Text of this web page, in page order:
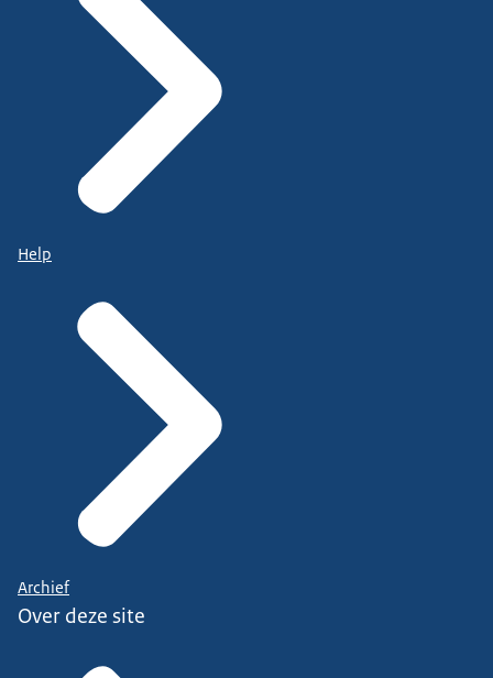
Help
Archief
Over deze site